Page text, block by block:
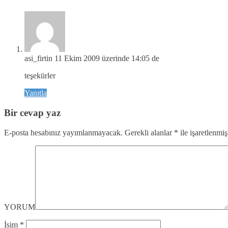
asi_firtin 11 Ekim 2009 üzerinde 14:05 de
teşekürler
Yanıtla
Bir cevap yaz
E-posta hesabınız yayımlanmayacak. Gerekli alanlar * ile
YORUM
İsim *